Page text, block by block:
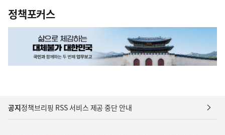
정책포커스
공지정책브리핑 RSS 서비스 제공 중단 안내